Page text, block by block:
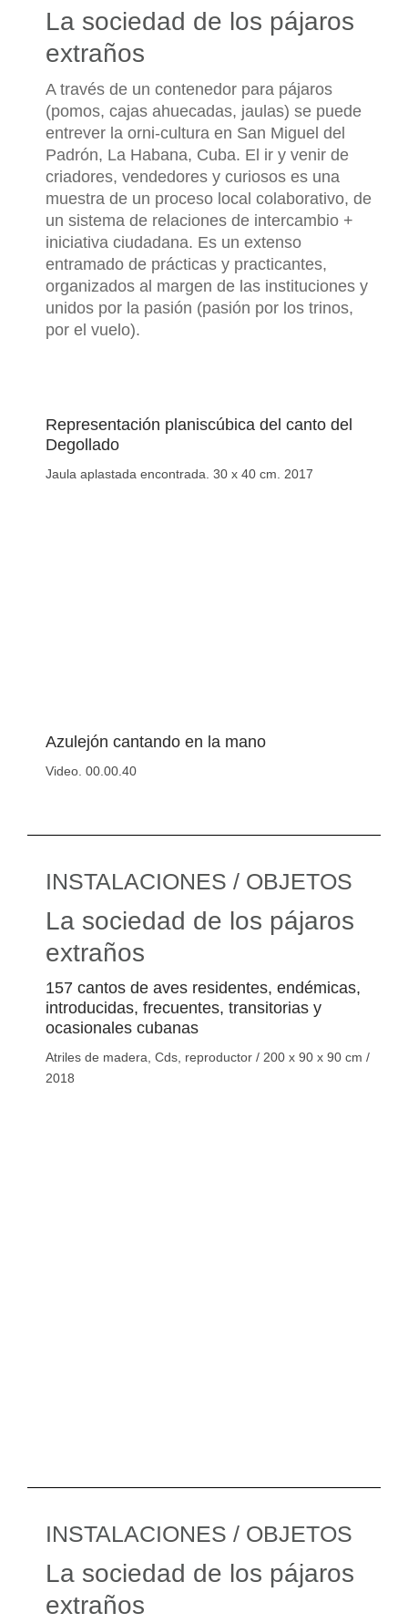
La sociedad de los pájaros
extraños
A través de un contenedor para pájaros
(pomos, cajas ahuecadas, jaulas) se puede
entrever la orni-cultura en San Miguel del
Padrón, La Habana, Cuba. El ir y venir de
criadores, vendedores y curiosos es una
muestra de un proceso local colaborativo, de
un sistema de relaciones de intercambio +
iniciativa ciudadana. Es un extenso
entramado de prácticas y practicantes,
organizados al margen de las instituciones y
unidos por la pasión (pasión por los trinos,
por el vuelo).
Representación planiscúbica del canto del
Degollado
Jaula aplastada encontrada. 30 x 40 cm. 2017
Azulejón cantando en la mano
Video. 00.00.40
INSTALACIONES / OBJETOS
La sociedad de los pájaros
extraños
157 cantos de aves residentes, endémicas,
introducidas, frecuentes, transitorias y
ocasionales cubanas
Atriles de madera, Cds, reproductor / 200 x 90 x 90 cm /
2018
INSTALACIONES / OBJETOS
La sociedad de los pájaros
extraños